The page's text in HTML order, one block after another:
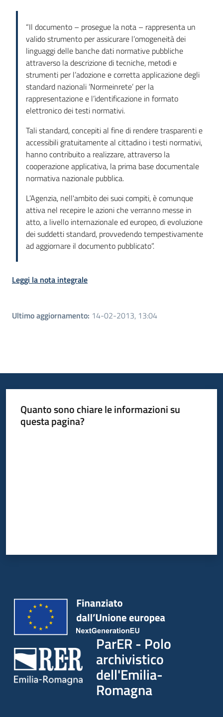
“Il documento – prosegue la nota – rappresenta un
valido strumento per assicurare l’omogeneità dei
linguaggi delle banche dati normative pubbliche
attraverso la descrizione di tecniche, metodi e
strumenti per l’adozione e corretta applicazione degli
standard nazionali ‘Normeinrete’ per la
rappresentazione e l’identificazione in formato
elettronico dei testi normativi.
Tali standard, concepiti al fine di rendere trasparenti e
accessibili gratuitamente al cittadino i testi normativi,
hanno contribuito a realizzare, attraverso la
cooperazione applicativa, la prima base documentale
normativa nazionale pubblica.
L’Agenzia, nell'ambito dei suoi compiti, è comunque
attiva nel recepire le azioni che verranno messe in
atto, a livello internazionale ed europeo, di evoluzione
dei suddetti standard, provvedendo tempestivamente
ad aggiornare il documento pubblicato”.
Leggi la nota integrale
Ultimo aggiornamento: 14-02-2013, 13:04
Quanto sono chiare le informazioni su
questa pagina?
ParER - Polo
archivistico
dell'Emilia-
Romagna